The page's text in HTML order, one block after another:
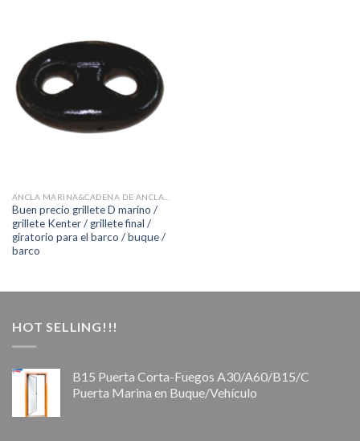
Buen precio grillete D marino /
grillete Kenter / grillete final /
giratorio para el barco / buque /
barco
HOT SELLING!!!
B15 Puerta Corta-Fuegos A30/A60/B15/C
Puerta Marina en Buque/Vehículo